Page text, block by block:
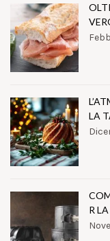
LA
R